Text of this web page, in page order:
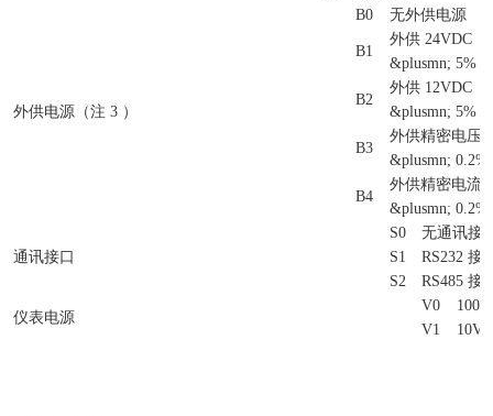
外供电源（注 3 ）
B0 无外供电源
B1
外供 24VDC
&plusmn; 5%
B2
外供 12VDC
&plusmn; 5%
B3
外供精密电压
&plusmn;
B4
外供精密电流
&plusmn;
通讯接口
S0
无通讯接
S1
RS232 接
S2
RS485 接
仪表电源
V0
V1
10V